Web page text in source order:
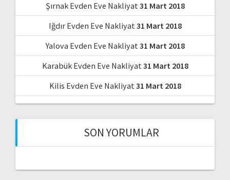
Şırnak Evden Eve Nakliyat31 Mart 2018
Iğdır Evden Eve Nakliyat31 Mart 2018
Yalova Evden Eve Nakliyat31 Mart 2018
Karabük Evden Eve Nakliyat31 Mart 2018
Kilis Evden Eve Nakliyat31 Mart 2018
SON YORUMLAR